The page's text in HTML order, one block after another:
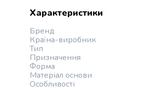
Їжа
швидкого
Спеції
приправи
Цукор
Все
Характеристики
Бренд
Країна-виробник
Тип
Призначення
Форма
Матеріал основи
Особливості